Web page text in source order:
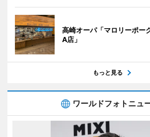
高崎オーパ「マロリーポー
A店」
もっと見る
ワールドフォトニュ